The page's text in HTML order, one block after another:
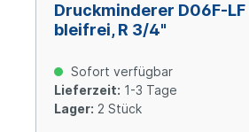
Druckminderer D06F-LF
bleifrei, R 3/4"
Sofort verfügbar
Lieferzeit: 1-3 Tage
Lager: 2 Stück